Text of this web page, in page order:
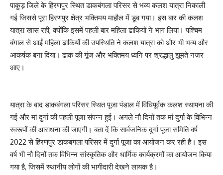
पाकुड़ जिले के हिरणपुर स्थित डाकबंगला परिसर से भव्य कलश यात्रा निकाली
गई जिससे पूरा हिरणपुर क्षेत्र भक्तिमय माहौल में डूब गया। इस बार की कलश
यात्रा खास रही, क्योंकि इसमें पहली बार महिला ढाकियों ने भाग लिया। पश्चिम
बंगाल से आईं महिला ढाकियों की उपस्थिति ने कलश यात्रा को और भी भव्य और
आकर्षक बना दिया। ढाक की गूंज और भक्तिमय ध्वनि पर श्रद्धालु झूमते नजर
आए।
यात्रा के बाद डाकबंगला परिसर स्थित पूजा पंडाल में विधिपूर्वक कलश स्थापना की
गई और मां दुर्गा की पहली पूजा संपन्न हुई। अगले नौ दिनों तक मां दुर्गा के विभिन्न
स्वरूपों की आराधना की जाएगी। बता दें कि सार्वजनिक दुर्गा पूजा समिति वर्ष
2022 से हिरणपुर डाकबंगला परिसर में दुर्गा पूजा का आयोजन कर रही है। इस
वर्ष भी नौ दिनों तक विभिन्न सांस्कृतिक और धार्मिक कार्यक्रमों का आयोजन किया
गया है, जिसमें स्थानीय लोगों की भागीदारी देखने लायक है।